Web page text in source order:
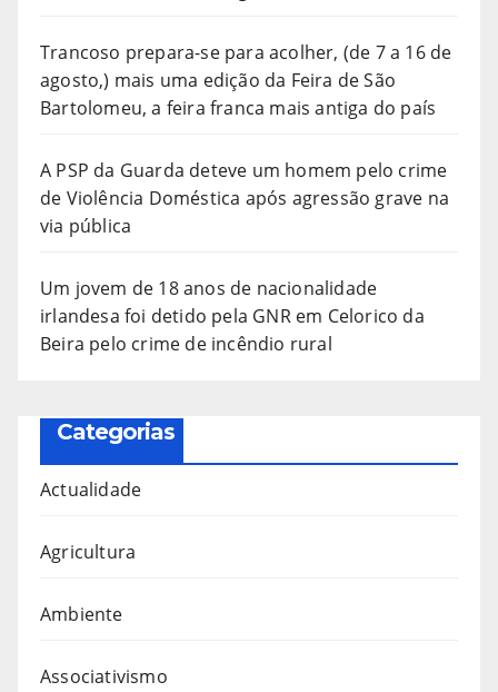
Trancoso prepara-se para acolher, (de 7 a 16 de
agosto,) mais uma edição da Feira de São
Bartolomeu, a feira franca mais antiga do país
A PSP da Guarda deteve um homem pelo crime
de Violência Doméstica após agressão grave na
via pública
Um jovem de 18 anos de nacionalidade
irlandesa foi detido pela GNR em Celorico da
Beira pelo crime de incêndio rural
Categorias
Actualidade
Agricultura
Ambiente
Associativismo